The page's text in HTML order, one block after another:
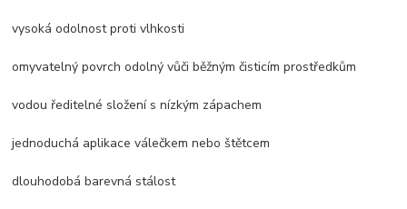
vysoká odolnost proti vlhkosti
omyvatelný povrch odolný vůči běžným čisticím prostředkům
vodou ředitelné složení s nízkým zápachem
jednoduchá aplikace válečkem nebo štětcem
dlouhodobá barevná stálost